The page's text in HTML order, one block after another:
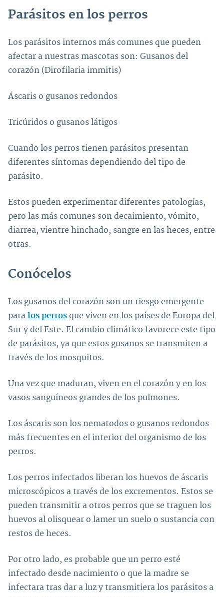
Parásitos en los perros
Los parásitos internos más comunes que pueden
afectar a nuestras mascotas son: Gusanos del
corazón (Dirofilaria immitis)
Áscaris o gusanos redondos
Tricúridos o gusanos látigos
Cuando los perros tienen parásitos presentan
diferentes síntomas dependiendo del tipo de
parásito.
Estos pueden experimentar diferentes patologías,
pero las más comunes son decaimiento, vómito,
diarrea, vientre hinchado, sangre en las heces, entre
otras.
Conócelos
Los gusanos del corazón son un riesgo emergente
para los perros que viven en los países de Europa del
Sur y del Este. El cambio climático favorece este tipo
de parásitos, ya que estos gusanos se transmiten a
través de los mosquitos.
Una vez que maduran, viven en el corazón y en los
vasos sanguíneos grandes de los pulmones.
Los áscaris son los nematodos o gusanos redondos
más frecuentes en el interior del organismo de los
perros.
Los perros infectados liberan los huevos de áscaris
microscópicos a través de los excrementos. Estos se
pueden transmitir a otros perros que se traguen los
huevos al olisquear o lamer un suelo o sustancia con
restos de heces.
Por otro lado, es probable que un perro esté
infectado desde nacimiento o que la madre se
infectara tras dar a luz y transmitiera los parásitos a